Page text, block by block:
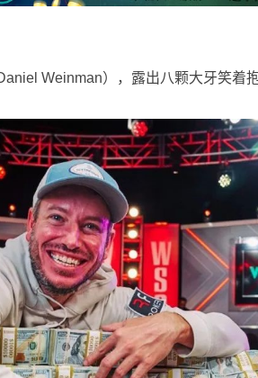
Weinman），露出八颗大牙笑着